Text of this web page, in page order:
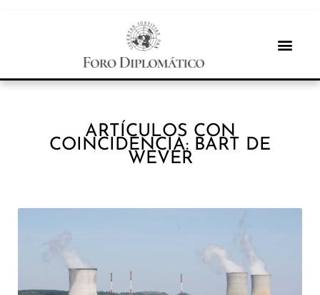
ARTÍCULOS CON
COINCIDENCIA: BART DE
WEVER